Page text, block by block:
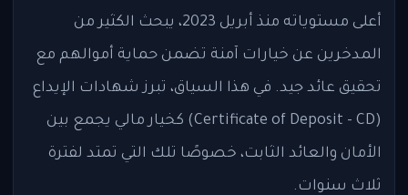
أعلى مستوياته منذ أبريل 2023، يبحث الكثير من
المدخرين عن خيارات آمنة تضمن حماية أموالهم مع
تحقيق عائد جيد. في هذا السياق، تبرز شهادات الإيداع
(Certificate of Deposit - CD) كخيار مالي يجمع بين
الأمان والعائد الثابت، خصوصًا تلك التي تمتد لفترة
ثلاث سنوات.